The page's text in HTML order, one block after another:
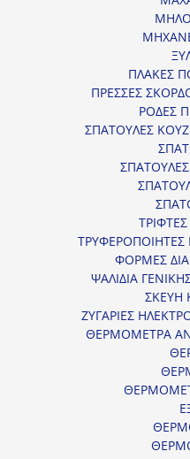
ΠΛΑΚΕΣ
ΠΡΕΣΣΕΣ
ΡΟΔΕΣ
ΣΠΑΤΟΥΛΕΣ
ΤΡΥΦΕΡΟΠΟΙΗΤΕΣ
ΦΟΡΜΕΣ
ΨΑΛΙΔΙΑ
ΣΚΕΥΗ
ΖΥΓΑΡΙΕΣ
ΘΕΡΜΟΜΕΤΡΑ